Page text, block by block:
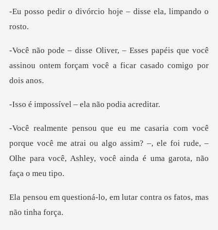
órcio hoje – disse el
papéis que você
assinou ontem forçam vo
vel – ela não p
ocê me atrai ou algo assim? –, ele foi rude, –
Olhe para v
o, em lutar contra os fat